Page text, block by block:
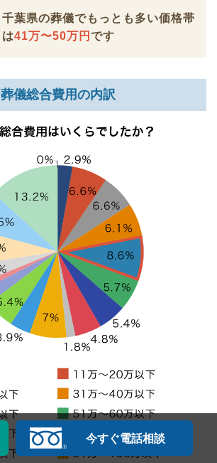
千葉県の葬儀でもっとも多い価格帯
は41万〜50万円 です
葬儀総合費用の内訳
今すぐ電話相談